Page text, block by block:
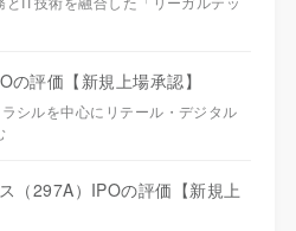
評価【新規上場承認】
シルを中心にリテール・デジタル
（297A）IPOの評価【新規上